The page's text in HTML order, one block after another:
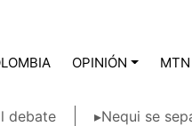
OPINIÓN MTN
debate
▸Nequi se